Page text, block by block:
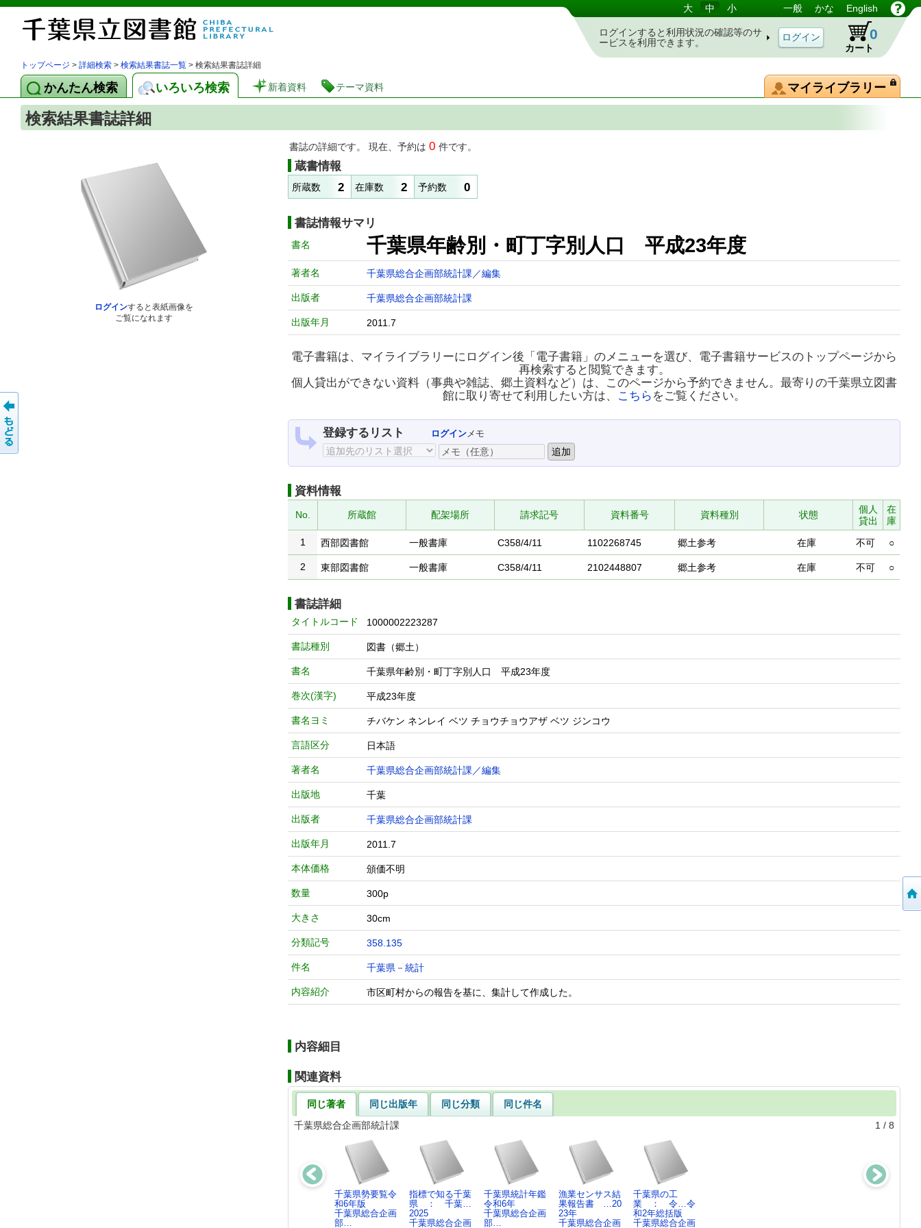
図書館 蔵書検索・予約システム 大 中 小 一般 かな English
ログインすると利用状況の確認等のサ
ービスを利用できます。
カート
0
トップページ > 詳細検索 > 検索結果書誌一覧 > 検索結果書誌詳細
かんたん検索 いろいろ検索 新着資料 テーマ資料 マイライブラリー
検索結果書誌詳細
ログインすると表紙画像を
ご覧になれます
書誌の詳細です。 現在、予約は 0 件です。
蔵書情報
所蔵数 2 在庫数 2 予約数 0
書誌情報サマリ
書名 千葉県年齢別・町丁字別人口 平成23年度
著者名 千葉県総合企画部統計課／編集
出版者 千葉県総合企画部統計課
出版年月 2011.7
電子書籍は、マイライブラリーにログイン後「電子書籍」のメニューを選び、電子書籍サービスのトップページから
再検索すると閲覧できます。
個人貸出ができない資料（事典や雑誌、郷土資料など）は、このページから予約できません。最寄りの千葉県立図書
館に取り寄せて利用したい方は、 こちら をご覧ください。
登録するリスト ログインメモ
資料情報
No. 所蔵館 配架場所 請求記号 資料番号 資料種別 状態
個人
貸出
在
庫
1
西部図書館 一般書庫 C358/4/11 1102268745 郷土参考 在庫 不可 ○
2 東部図書館 一般書庫 C358/4/11 2102448807 郷土参考 在庫 不可 ○
書誌詳細
タイトルコード 1000002223287
書誌種別 図書（郷土）
書名 千葉県年齢別・町丁字別人口 平成23年度
巻次(漢字) 平成23年度
書名ヨミ チバケン ネンレイ ベツ チョウチョウアザ ベツ ジンコウ
言語区分 日本語
著者名 千葉県総合企画部統計課／編集
出版地 千葉
出版者 千葉県総合企画部統計課
出版年月 2011.7
本体価格 頒価不明
数量 300p
大きさ 30cm
分類記号 358.135
件名 千葉県－統計
内容紹介 市区町村からの報告を基に、集計して作成した。
内容細目
関連資料
同じ著者 同じ出版年 同じ分類
同じ件名
千葉県総合企画部統計課
1 / 8
千葉県勢要覧令
和6年版
千葉県総合企画
部…
指標で知る千葉
県 ： 千葉…
2025
千葉県総合企画
千葉県統計年鑑
令和6年
千葉県総合企画
部…
漁業センサス結
果報告書 …20
23年
千葉県総合企画
千葉県の工
業 ： 令…令
和2年総括版
千葉県総合企画